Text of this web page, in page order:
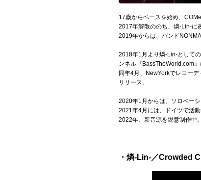
17歳からベースを始め、
2017年解散ののち、燐-Lin-に
2019年からは、バンド
2018年1月より燐-Lin-として
ンネル『BassTheWorld.com
同年4月、NewYorkでレコー
リリース。
2020年1月からは、ソロベー
2021年4月には、ドイツで活
2022年、新音源を鋭意制作中。
・燐-Lin-／Crowded